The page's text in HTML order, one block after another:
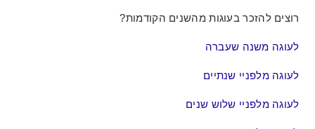
רוצים להזכר בעוגות מהשנים הקודמות?
לעוגה משנה שעברה
לעוגה מלפניי שנתיים
לעוגה מלפניי שלוש שנים